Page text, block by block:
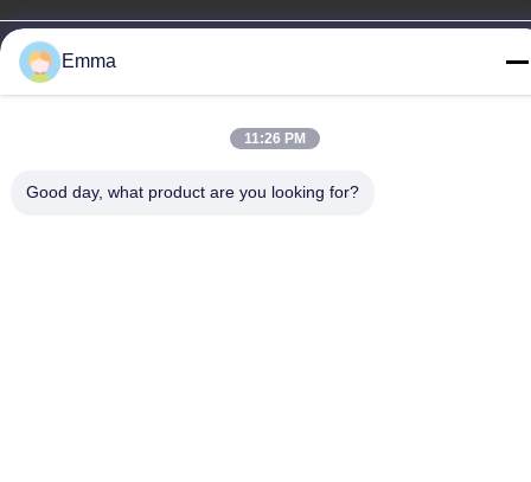
China Goede kwaliteit Houder van de metaal de Zeer belangrijke
COMPANY LIMITED IMEGA CO.,LIMITED . Alle rechten
Emma
11:26 PM
Good day, what product are you looking for?